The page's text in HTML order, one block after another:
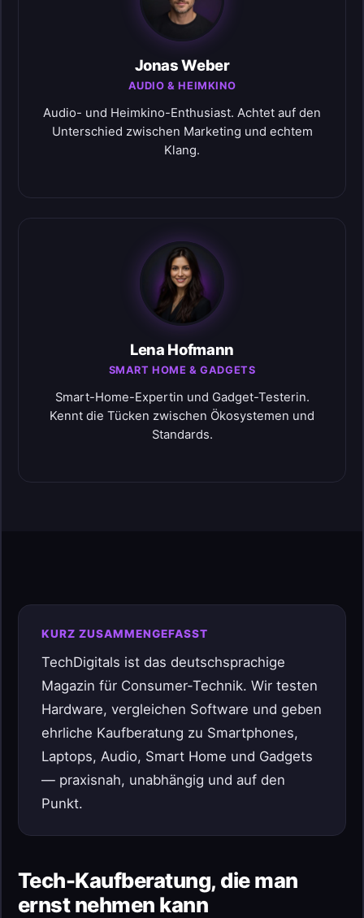
Jonas Weber
AUDIO & HEIMKINO
Audio- und Heimkino-Enthusiast. Achtet auf den
Unterschied zwischen Marketing und echtem
Klang.
Lena Hofmann
SMART HOME & GADGETS
Smart-Home-Expertin und Gadget-Testerin.
Kennt die Tücken zwischen Ökosystemen und
Standards.
KURZ ZUSAMMENGEFASST
TechDigitals ist das deutschsprachige
Magazin für Consumer-Technik. Wir testen
Hardware, vergleichen Software und geben
ehrliche Kaufberatung zu Smartphones,
Laptops, Audio, Smart Home und Gadgets
— praxisnah, unabhängig und auf den
Punkt.
Tech-Kaufberatung, die man
ernst nehmen kann